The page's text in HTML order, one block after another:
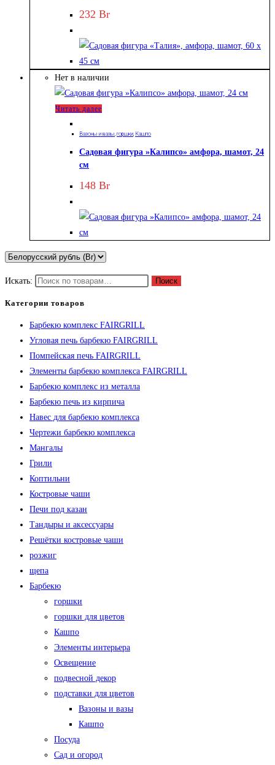
232 Br
Нет в наличии
Читать далее
Вазоны и вазы, горшки, Кашпо
Садовая фигура »Калипсо» амфора, шамот, 24
см
148 Br
Искать: Поиск
Категории товаров
Барбекю комплекс FAIRGRILL
Угловая печь барбекю FAIRGRILL
Помпейская печь FAIRGRILL
Элементы барбекю комплекса FAIRGRILL
Барбекю комплекс из металла
Барбекю печь из кирпича
Навес для барбекю комплекса
Чертежи барбекю комплекса
Мангалы
Грили
Коптильни
Костровые чаши
Печи под казан
Тандыры и аксессуары
Решётки костровые чаши
розжиг
щепа
Барбекю
горшки
горшки для цветов
Кашпо
Элементы интерьера
Освещение
подвесной декор
подставки для цветов
Вазоны и вазы
Кашпо
Посуда
Сад и огород